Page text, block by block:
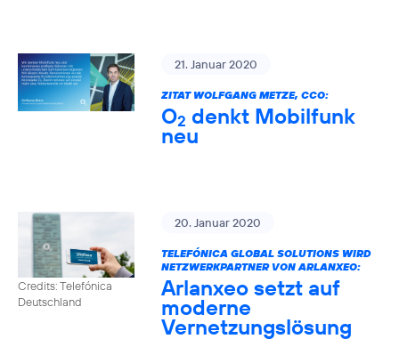
21. Januar 2020
ZITAT WOLFGANG METZE, CCO:
O2 denkt Mobilfunk
neu
Credits: Telefónica
Deutschland
20. Januar 2020
TELEFÓNICA GLOBAL SOLUTIONS WIRD
NETZWERKPARTNER VON ARLANXEO:
Arlanxeo setzt auf
moderne
Vernetzungslösung